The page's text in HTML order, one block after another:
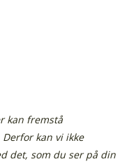
kan fremstå
kan vi ikke
det, som du ser på din